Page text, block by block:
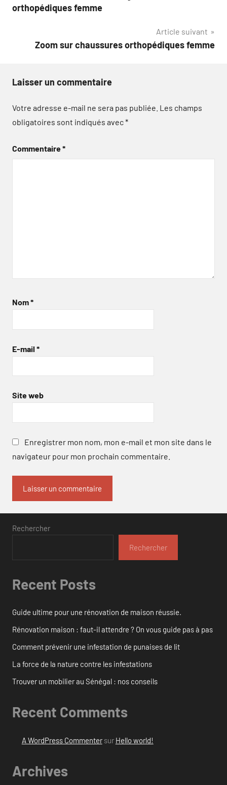
de
orthopédiques femme
Article suivant
Zoom sur chaussures orthopédiques femme
Laisser un commentaire
Votre adresse e-mail ne sera pas publiée. Les champs
obligatoires sont indiqués avec*
Commentaire*
Nom*
E-mail *
Site web
Enregistrer mon nom, mon e-mail et mon site dans le
navigateur pour mon prochain commentaire.
Rechercher
Rechercher
Recent Posts
Guide ultime pour une rénovation de maison réussie.
Rénovation maison : faut-il attendre ? On vous guide pas à pas
Comment prévenir une infestation de punaises de lit
La force de la nature contre les infestations
Trouver un mobilier au Sénégal : nos conseils
Recent Comments
A WordPress Commentersur Hello world!
Archives